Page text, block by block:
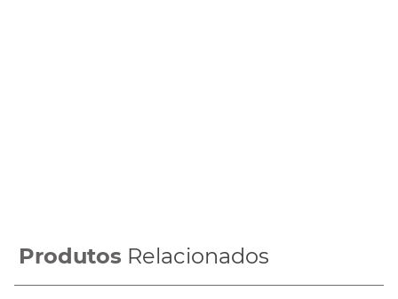
Produtos Relacionados